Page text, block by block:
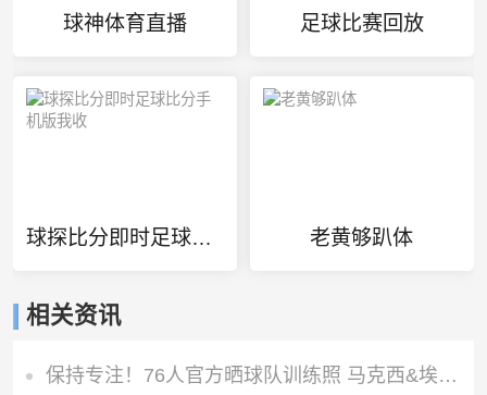
球神体育直播 足球比赛回放
球探比分即时足球比分手机版我收 老黄够趴体
相关资讯
保持专注！76人官方晒球队训练照 马克西&埃奇库姆在列